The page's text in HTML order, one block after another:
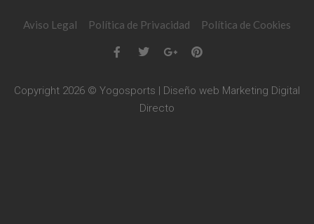
Aviso Legal Política de Privacidad Política de Cookies
Copyright 2026 © Yogosports | Diseño web Marketing Digital
Directo